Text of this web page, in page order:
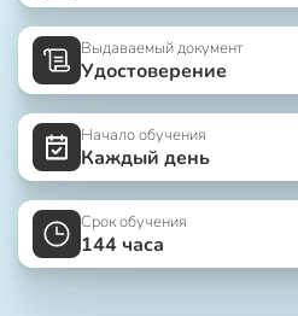
Выдаваемый документ
Удостоверение
Начало обучения
Каждый день
Срок обучения
144 часа